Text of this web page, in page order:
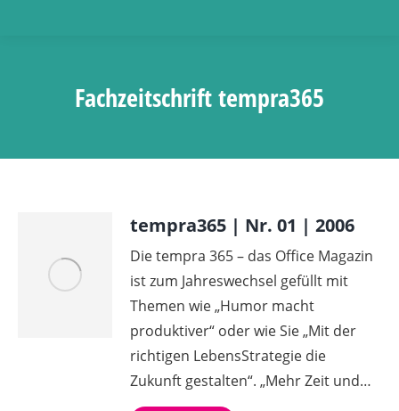
Fachzeitschrift tempra365
tempra365 | Nr. 01 | 2006
Die tempra 365 – das Office Magazin
ist zum Jahreswechsel gefüllt mit
Themen wie „Humor macht
produktiver“ oder wie Sie „Mit der
richtigen LebensStrategie die
Zukunft gestalten“. „Mehr Zeit und…